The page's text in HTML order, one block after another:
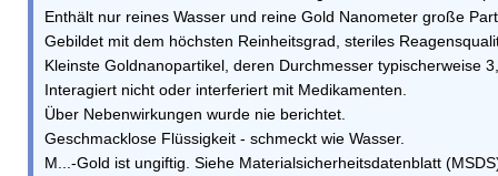
Enthält nur reines Wasser und reine Gold Nanometer große
Gebildet mit dem höchsten Reinheitsgrad, steriles
Kleinste Goldnanopartikel, deren Durchmesser typischerweise
Interagiert nicht oder interferiert mit Medikamenten.
Über Nebenwirkungen wurde nie berichtet.
Geschmacklose Flüssigkeit - schmeckt wie Wasser.
M...-Gold ist ungiftig. Siehe Materialsicherheitsdatenblatt